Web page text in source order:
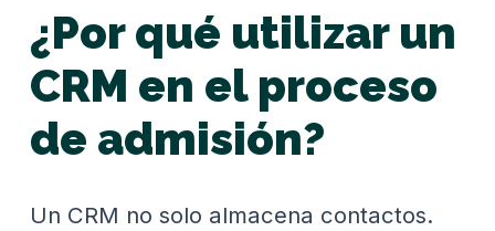
¿Por qué utilizar un
CRM en el proceso
de admisión?
Un CRM no solo almacena contactos.